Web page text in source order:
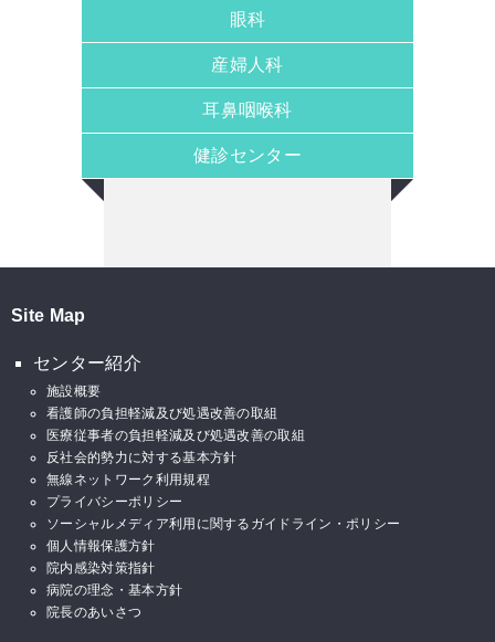
眼科
産婦人科
耳鼻咽喉科
健診センター
Site Map
センター紹介
施設概要
看護師の負担軽減及び処遇改善の取組
医療従事者の負担軽減及び処遇改善の取組
反社会的勢力に対する基本方針
無線ネットワーク利用規程
プライバシーポリシー
ソーシャルメディア利用に関するガイドライン・ポリシー
個人情報保護方針
院内感染対策指針
病院の理念・基本方針
院長のあいさつ